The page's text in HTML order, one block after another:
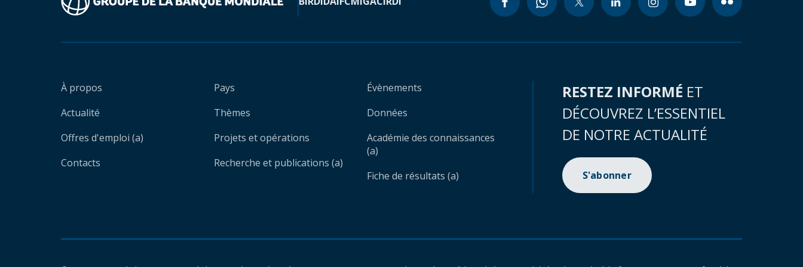
À propos
Actualité
Offres d'emploi (a)
Contacts
Pays
Thèmes
Projets et opérations
Recherche et publications (a)
Évènements
Données
Académie des connaissances
(a)
Fiche de résultats (a)
RESTEZ INFORMÉ ET
DÉCOUVREZ L’ESSENTIEL
DE NOTRE ACTUALITÉ
S'abonner